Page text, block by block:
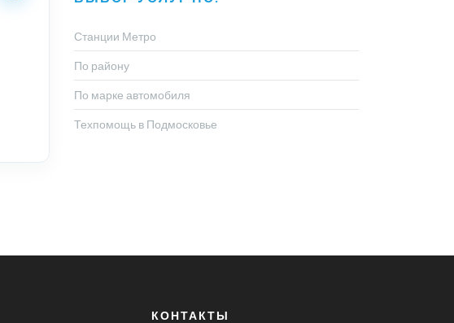
Станции Метро
По району
По марке автомобиля
Техпомощь в Подмосковье
КОНТАКТЫ